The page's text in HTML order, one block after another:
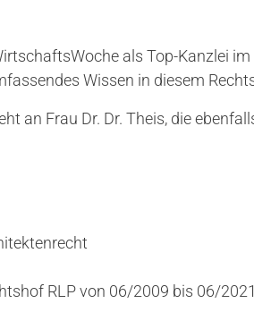
als Top-Kanzlei
Wissen in diesem
an Frau Dr. Dr. Theis, die
RLP von 06/2009 bis 06/2021